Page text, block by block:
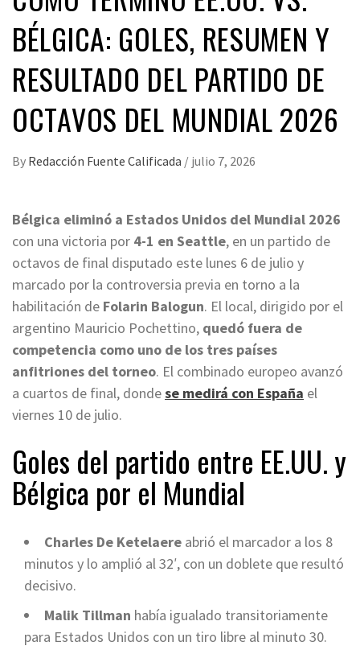
BÉLGICA: GOLES, RESUMEN Y
RESULTADO DEL PARTIDO DE
OCTAVOS DEL MUNDIAL 2026
By Redacción Fuente Calificada / julio 7, 2026
Bélgica eliminó a Estados Unidos del Mundial 2026
con una victoria por 4-1 en Seattle, en un partido de
octavos de final disputado este lunes 6 de julio y
marcado por la controversia previa en torno a la
habilitación de Folarin Balogun. El local, dirigido por el
argentino Mauricio Pochettino, quedó fuera de
competencia como uno de los tres países
anfitriones del torneo. El combinado europeo avanzó
a cuartos de final, dondese medirá con España el
viernes 10 de julio.
Goles del partido entre EE.UU. y
Bélgica por el Mundial
Charles De Ketelaere abrió el marcador a los 8
minutos y lo amplió al 32′, con un doblete que resultó
decisivo.
Malik Tillman había igualado transitoriamente
para Estados Unidos con un tiro libre al minuto 30.